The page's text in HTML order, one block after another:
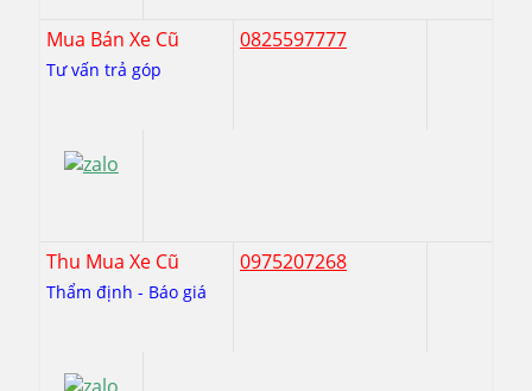
Mua Bán Xe Cũ
Tư vấn trả góp
0825597777
Thu Mua Xe Cũ
Thẩm định - Báo giá
0975207268